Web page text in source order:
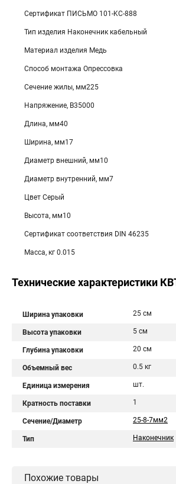
Сертификат ПИСЬМО 101-KC-888
Тип изделия Наконечник кабельный
Материал изделия Медь
Способ монтажа Опрессовка
Сечение жилы, мм225
Напряжение, В35000
Длина, мм40
Ширина, мм17
Диаметр внешний, мм10
Диаметр внутренний, мм7
Цвет Серый
Высота, мм10
Сертификат соответствия DIN 46235
Масса, кг 0.015
Технические характеристики
Ширина упаковки 25 см
Высота упаковки 5 см
Глубина упаковки 20 см
Объемный вес 0.5 кг
Единица измерения шт.
Кратность поставки 1
Сечение/Диаметр 25-8-7мм2
Тип Наконечник
Похожие товары